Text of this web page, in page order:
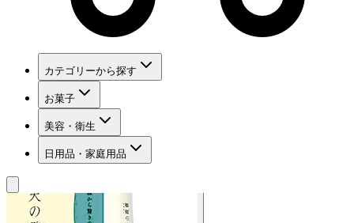
カテゴリーから探す
お菓子
美容・衛生
日用品・家庭用品